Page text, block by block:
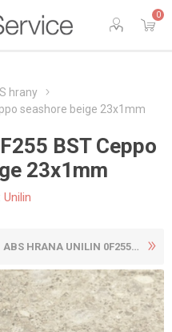
0
hrany
seashore beige 23x1mm
BST Ceppo
23x1mm
Unilin
ABS HRANA UNILIN 0F255 BST ...